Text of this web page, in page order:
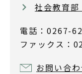
社会教育
電話：0267-
ファックス：
お問い合